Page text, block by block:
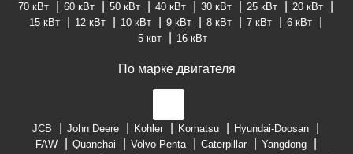
70 кВт
60 кВт 50 кВт 40 кВт 30 кВт 25 кВт
20 кВт
15 кВт
12 кВт 10 кВт 9 кВт 8 кВт 7 кВт
6 кВт
5 квт
16 кВт
По марке двигателя
JCB John Deere Kohler Komatsu
Hyundai-Doosan
FAW
Quanchai Volvo Penta Caterpillar
Yangdong